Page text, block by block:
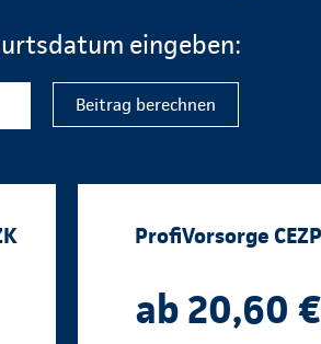
eingeben:
Beitrag berechnen
ProfiVorsorge CEZP
ab 20,60 €